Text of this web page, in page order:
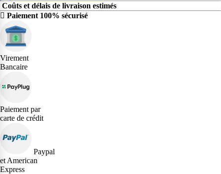
Coûts et délais de livraison estimés
Paiement 100% sécurisé
Virement
Bancaire
Paiement par
carte de crédit
Paypal
et American
Express